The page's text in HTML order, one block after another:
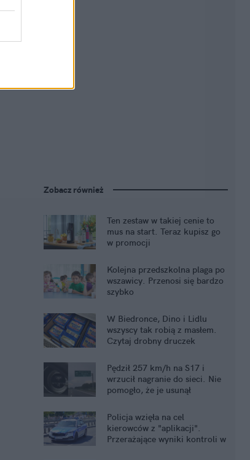
Zobacz również
Ten zestaw w takiej cenie to
mus na start. Teraz kupisz go
w promocji
Kolejna przedszkolna plaga po
wszawicy. Przenosi się bardzo
szybko
W Biedronce, Dino i Lidlu
wszyscy tak robią z masłem.
Czytaj drobny druczek
Pędził 257 km/h na S17 i
wrzucił nagranie do sieci. Nie
pomogło, że je usunął
Policja wzięła na cel
kierowców z "aplikacji".
Przerażające wyniki kontroli w